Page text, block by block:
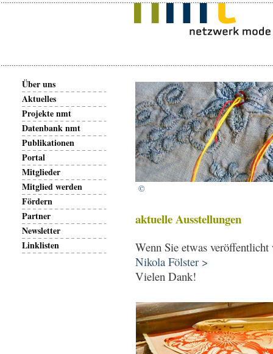
©
aktuelle Ausstellungen
Wenn Sie etwas
Nikola Fölster >
Vielen Dank!
Über uns
Aktuelles
Projekte nmt
Datenbank nmt
Publikationen
Portal
Mitglieder
Mitglied werden
Fördern
Partner
Newsletter
Linklisten